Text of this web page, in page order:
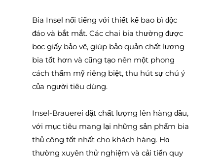
Bia Insel nổi tiếng với thiết kế bao bì độc
đáo và bắt mắt. Các chai bia thường được
bọc giấy bảo vệ, giúp bảo quản chất lượng
bia tốt hơn và cũng tạo nên một phong
cách thẩm mỹ riêng biệt, thu hút sự chú ý
của người tiêu dùng.
Insel-Brauerei đặt chất lượng lên hàng đầu,
với mục tiêu mang lại những sản phẩm bia
thủ công tốt nhất cho khách hàng. Họ
thường xuyên thử nghiệm và cải tiến quy